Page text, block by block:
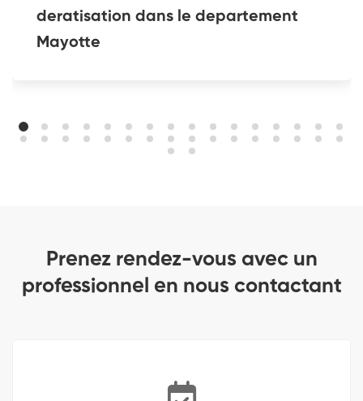
deratisation dans le departement
Mayotte
Prenez rendez-vous avec un
professionnel en nous contactant